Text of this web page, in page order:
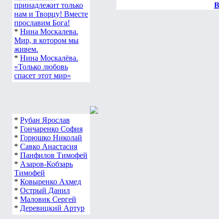
принадлежит только
нам и Творцу! Вместе
прославим Бога!
* Нина Москалева.
Мир, в котором мы
живем.
* Нина Москалёва.
«Только любовь
спасет этот мир»
* Рубан Ярослав
* Гончаренко София
* Горюшко Николай
* Савко Анастасия
* Панфилов Тимофей
* Азаров-Кобзарь
Тимофей
* Ковыренко Ахмед
* Острый Данил
* Маловик Сергей
* Деревицкий Артур